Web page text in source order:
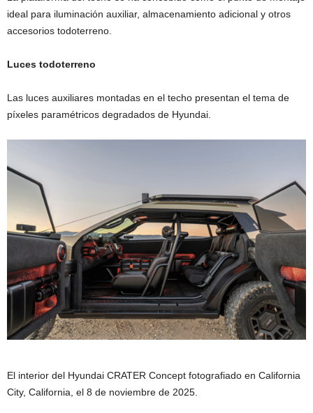
ideal para iluminación auxiliar, almacenamiento adicional y otros
accesorios todoterreno.
Luces todoterreno
Las luces auxiliares montadas en el techo presentan el tema de
píxeles paramétricos degradados de Hyundai.
El interior del Hyundai CRATER Concept fotografiado en California
City, California, el 8 de noviembre de 2025.